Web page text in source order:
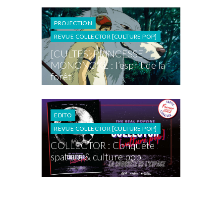
PROJECTION
REVUE COLLECTOR [CULTURE POP]
[CULTES] PRINCESSE
MONONOKE : l’esprit de la
forêt
EDITO
REVUE COLLECTOR [CULTURE POP]
COLLECTOR : Conquête
spatiale & culture pop